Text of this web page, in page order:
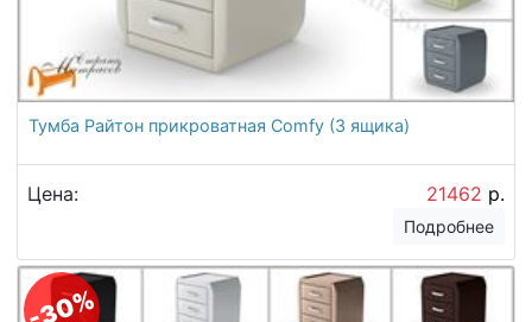
Тумба Райтон прикроватная Comfy (3 ящика)
Цена: 21462 р.
Подробнее
-30%